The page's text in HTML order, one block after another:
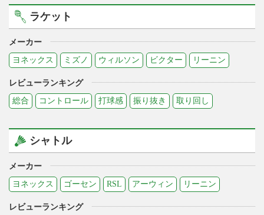
ラケット
メーカー
ヨネックス
ミズノ ウィルソン ビクター リーニン
レビューランキング
総合
コントロール 打球感 振り抜き 取り回し
シャトル
メーカー
ヨネックス
ゴーセン RSL アーウィン リーニン
レビューランキング